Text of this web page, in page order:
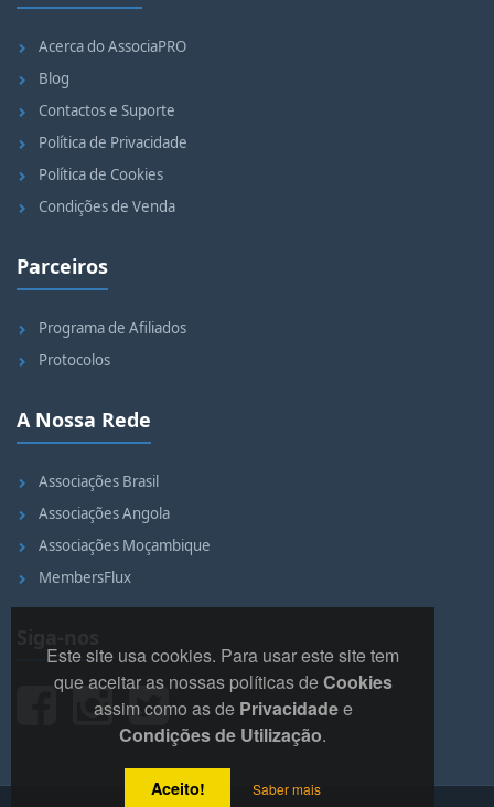
Acerca do AssociaPRO
Blog
Contactos e Suporte
Política de Privacidade
Política de Cookies
Condições de Venda
Parceiros
Programa de Afiliados
Protocolos
A Nossa Rede
Associações Brasil
Associações Angola
Associações Moçambique
MembersFlux
Este site usa cookies. Para usar este site tem
que aceitar as nossas políticas deCookies
assim como as de Privacidadee
Condições de Utilização.
Aceito! Saber mais